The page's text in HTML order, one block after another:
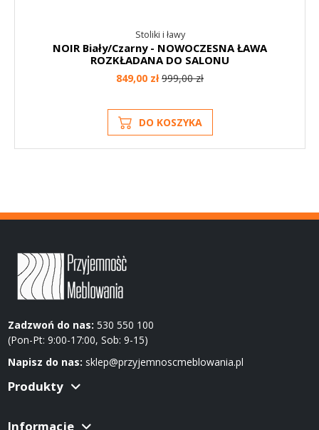
Stoliki i ławy
NOIR Biały/Czarny - NOWOCZESNA ŁAWA
ROZKŁADANA DO SALONU
849,00 zł999,00 zł
DO KOSZYKA
Zadzwoń do nas: 530 550 100
(Pon-Pt: 9:00-17:00, Sob: 9-15)
Napisz do nas: sklep@przyjemnoscmeblowania.pl
Produkty
Informacje